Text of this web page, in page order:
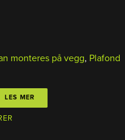
monteres på vegg, Plafond
LES MER